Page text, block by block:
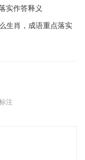
实作答释义
生肖，成语重点落实
注